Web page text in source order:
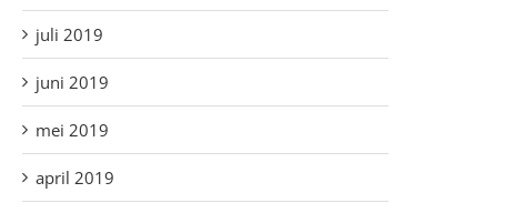
juli 2019
juni 2019
mei 2019
april 2019